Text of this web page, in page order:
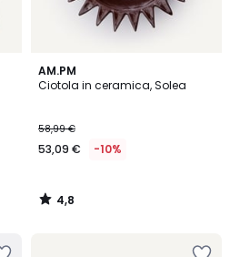
AM.PM
Ciotola in ceramica, Solea
58,99 €
53,09 € -10%
4,8
/ 5
4,8
/